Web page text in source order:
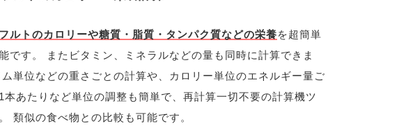
ルトのカロリーや糖質・脂質・タンパク質などの栄養を超簡単
です。 またビタミン、ミネラルなどの量も同時に計算できま
単位などの重さごとの計算や、カロリー単位のエネルギー量ご
本あたりなど単位の調整も簡単で、再計算一切不要の計算機ツ
類似の食べ物との比較も可能です。